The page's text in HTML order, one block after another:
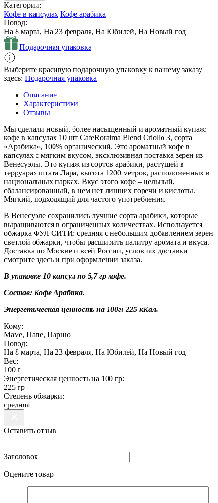
Категории:
Кофе в капсулах Кофе арабика
Повод:
На 8 марта, На 23 февраля, На Юбилей, На Новый год
Подарочная упаковка
Выберите красивую подарочную упаковку к вашему заказу
здесь: Подарочная упаковка
Описание
Характеристики
Отзывы
Мы сделали новый, более насыщенный и ароматный купаж:
кофе в капсулах 10 шт CafeRoraima Blend Criollo 3, сорта
«Арабика», 100% органический. Это ароматный кофе в
капсулах с мягким вкусом, эксклюзивная поставка зерен из
Венесуэлы. Это купаж из сортов арабики, растущей в
терруарах штата Лара, высота 1200 метров, расположенных в
национальных парках. Вкус этого кофе – цельный,
сбалансированный, в нем нет лишних горечи и кислоты.
Мягкий, подходящий для частого употребления.
В Венесуэле сохранились лучшие сорта арабики, которые
выращиваются в ограниченных количествах. Используется
обжарка ФУЛ СИТИ: средняя с небольшим добавлением зерен
светлой обжарки, чтобы расширить палитру аромата и вкуса.
Доставка по Москве и всей России, условиях доставки
смотрите здесь и при оформлении заказа.
В упаковке 10 капсул по 5,7 гр кофе.
Состав: Кофе Арабика.
Энергетическая ценность на 100г: 225 кКал.
Кому:
Маме, Папе, Парню
Повод:
На 8 марта, На 23 февраля, На Юбилей, На Новый год
Вес:
100 г
Энергетическая ценность на 100 гр:
225 гр
Степень обжарки:
средняя
Оставить отзыв
Заголовок
Оцените товар